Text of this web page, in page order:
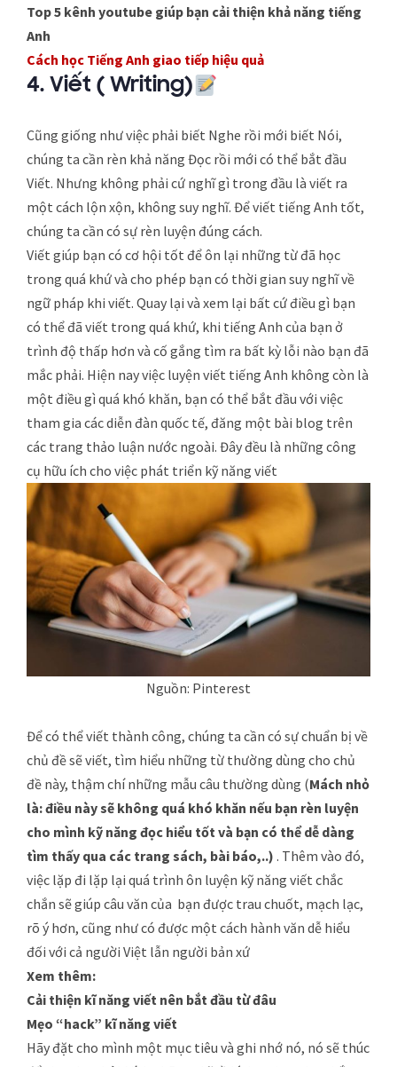
Top 5 kênh youtube giúp bạn cải thiện khả năng tiếng
Anh
Cách học Tiếng Anh giao tiếp hiệu quả
4. Viết ( Writing)
Cũng giống như việc phải biết Nghe rồi mới biết Nói,
chúng ta cần rèn khả năng Đọc rồi mới có thể bắt đầu
Viết. Nhưng không phải cứ nghĩ gì trong đầu là viết ra
một cách lộn xộn, không suy nghĩ. Để viết tiếng Anh tốt,
chúng ta cần có sự rèn luyện đúng cách.
Viết giúp bạn có cơ hội tốt để ôn lại những từ đã học
trong quá khứ và cho phép bạn có thời gian suy nghĩ về
ngữ pháp khi viết. Quay lại và xem lại bất cứ điều gì bạn
có thể đã viết trong quá khứ, khi tiếng Anh của bạn ở
trình độ thấp hơn và cố gắng tìm ra bất kỳ lỗi nào bạn đã
mắc phải. Hiện nay việc luyện viết tiếng Anh không còn là
một điều gì quá khó khăn, bạn có thể bắt đầu với việc
tham gia các diễn đàn quốc tế, đăng một bài blog trên
các trang thảo luận nước ngoài. Đây đều là những công
cụ hữu ích cho việc phát triển kỹ năng viết
Nguồn: Pinterest
Để có thể viết thành công, chúng ta cần có sự chuẩn bị về
chủ đề sẽ viết, tìm hiểu những từ thường dùng cho chủ
đề này, thậm chí những mẫu câu thường dùng (Mách nhỏ
là: điều này sẽ không quá khó khăn nếu bạn rèn luyện
cho mình kỹ năng đọc hiểu tốt và bạn có thể dễ dàng
tìm thấy qua các trang sách, bài báo,..) . Thêm vào đó,
việc lặp đi lặp lại quá trình ôn luyện kỹ năng viết chắc
chắn sẽ giúp câu văn của bạn được trau chuốt, mạch lạc,
rõ ý hơn, cũng như có được một cách hành văn dễ hiểu
đối với cả người Việt lẫn người bản xứ
Xem thêm:
Cải thiện kĩ năng viết nên bắt đầu từ đâu
Mẹo “hack” kĩ năng viết
Hãy đặt cho mình một mục tiêu và ghi nhớ nó, nó sẽ thúc